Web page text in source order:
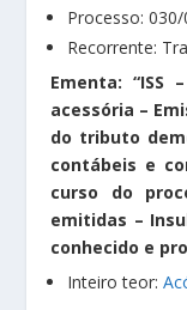
Processo:
Recorrente:
Ementa: “ISS
acessória –
do tributo
contábeis e
curso do
emitidas –
conhecido e
Inteiro teor: